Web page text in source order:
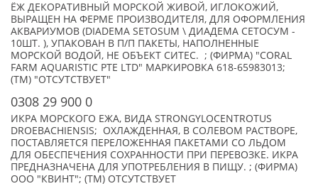
ЁЖ ДЕКОРАТИВНЫЙ МОРСКОЙ ЖИВОЙ, ИГЛОКОЖИЙ,
ВЫРАЩЕН НА ФЕРМЕ ПРОИЗВОДИТЕЛЯ, ДЛЯ ОФОРМЛЕНИЯ
АКВАРИУМОВ (DIADEMA SETOSUM \ ДИАДЕМА СЕТОСУМ -
10ШТ. ), УПАКОВАН В П/П ПАКЕТЫ, НАПОЛНЕННЫЕ
МОРСКОЙ ВОДОЙ, НЕ ОБЪЕКТ СИТЕС. ; (ФИРМА) "CORAL
FARM AQUARISTIC PTE LTD" МАРКИРОВКА 618-65983013;
(TM) "ОТСУТСТВУЕТ"
0308 29 900 0
ИКРА МОРСКОГО ЕЖА, ВИДА STRONGYLOCENTROTUS
DROEBACHIENSIS; ОХЛАЖДЕННАЯ, В СОЛЕВОМ РАСТВОРЕ,
ПОСТАВЛЯЕТСЯ ПЕРЕЛОЖЕННАЯ ПАКЕТАМИ СО ЛЬДОМ
ДЛЯ ОБЕСПЕЧЕНИЯ СОХРАННОСТИ ПРИ ПЕРЕВОЗКЕ. ИКРА
ПРЕДНАЗНАЧЕНА ДЛЯ УПОТРЕБЛЕНИЯ В ПИЩУ. ; (ФИРМА)
ООО "КВИНТ"; (TM) ОТСУТСТВУЕТ